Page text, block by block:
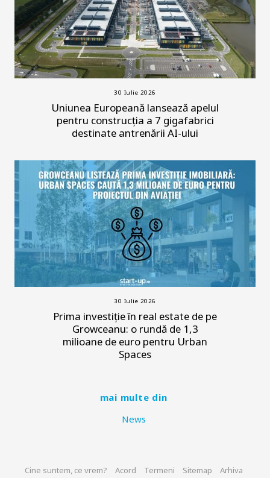
30 Iulie 2026
Uniunea Europeană lansează apelul
pentru construcția a 7 gigafabrici
destinate antrenării AI-ului
30 Iulie 2026
Prima investiție în real estate de pe
Growceanu: o rundă de 1,3
milioane de euro pentru Urban
Spaces
mai multe din
News
Cine suntem, ce vrem? Acord Termeni Sitemap
Arhiva